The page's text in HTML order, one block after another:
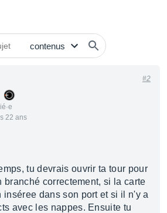
22 ans
#2
tu devrais ouvrir ta tour pour
branché correctement, si la carte
inséree dans son port et si il n'y a
avec les nappes. Ensuite tu